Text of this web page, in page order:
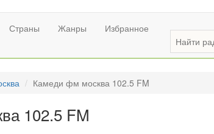
Страны Жанры Избранное
Камеди фм москва 102.5 FM
102.5 FM